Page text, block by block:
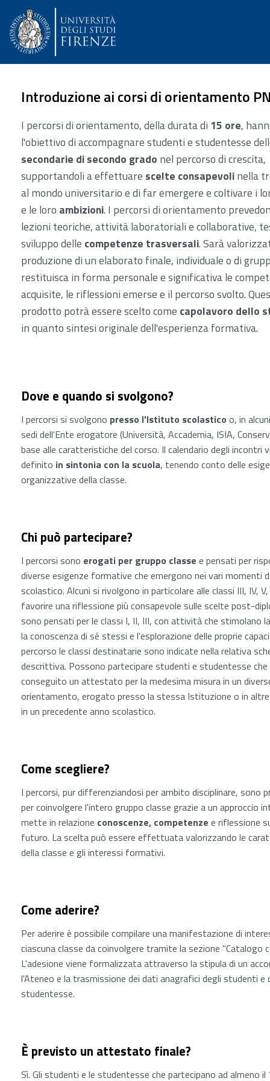
Introduzione ai corsi di orientamento
I percorsi di orientamento, della durata di 15 ore,
l'obiettivo di accompagnare studenti e studentesse
secondarie di secondo grado nel percorso di crescita,
supportandoli a effettuare scelte consapevolinella
al mondo universitario e di far emergere e coltivare i
e le loro ambizioni. I percorsi di orientamento
lezioni teoriche, attività laboratoriali e collaborative,
sviluppo delle competenze trasversali. Sarà
produzione di un elaborato finale, individuale o di
restituisca in forma personale e significativa le
acquisite, le riflessioni emerse e il percorso svolto.
prodotto potrà essere scelto come capolavoro dello
in quanto sintesi originale dell'esperienza formativa.
Dove e quando si svolgono?
I percorsi si svolgono presso l'Istituto scolastico o, in
sedi dell'Ente erogatore (Università, Accademia, ISIA,
base alle caratteristiche del corso. Il calendario degli incontri
definito in sintonia con la scuola, tenendo conto delle
organizzative della classe.
Chi può partecipare?
I percorsi sono erogati per gruppo classe e pensati per
diverse esigenze formative che emergono nei vari momenti
scolastico. Alcuni si rivolgono in particolare alle classi III, IV,
favorire una riflessione più consapevole sulle scelte post-
sono pensati per le classi I, II, III, con attività che stimolano
la conoscenza di sé stessi e l'esplorazione delle proprie
percorso le classi destinatarie sono indicate nella relativa
descrittiva. Possono partecipare studenti e studentesse che
conseguito un attestato per la medesima misura in un
orientamento, erogato presso la stessa Istituzione o in
in un precedente anno scolastico.
Come scegliere?
I percorsi, pur differenziandosi per ambito disciplinare, sono
per coinvolgere l'intero gruppo classe grazie a un approccio
mette in relazione conoscenze, competenze e riflessione
futuro. La scelta può essere effettuata valorizzando le
della classe e gli interessi formativi.
Come aderire?
Per aderire è possibile compilare una manifestazione di
ciascuna classe da coinvolgere tramite la sezione "Catalogo
L'adesione viene formalizzata attraverso la stipula di un
l'Ateneo e la trasmissione dei dati anagrafici degli studenti e
studentesse.
È previsto un attestato finale?
Sì. Gli studenti e le studentesse che partecipano ad almeno il